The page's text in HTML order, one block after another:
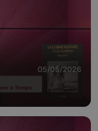
05/05/2026